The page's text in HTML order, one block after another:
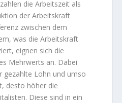
die Arbeitszeit als
der Arbeitskraft
zwischen dem
was die Arbeitskraft
eignen sich die
Mehrwerts an. Dabei
gezahlte Lohn und umso
desto höher die
Diese sind in ein